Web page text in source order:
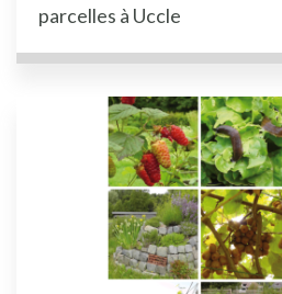
parcelles à Uccle